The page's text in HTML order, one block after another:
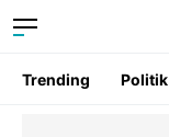
Trending Politik